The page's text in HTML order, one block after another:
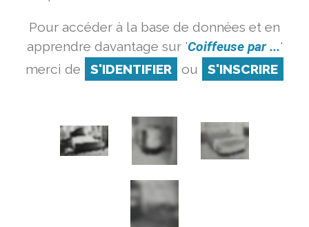
Pour accéder à la base de données et en
apprendre davantage sur 'Coiffeuse par ...'
merci de
S'IDENTIFIER ou S'INSCRIRE